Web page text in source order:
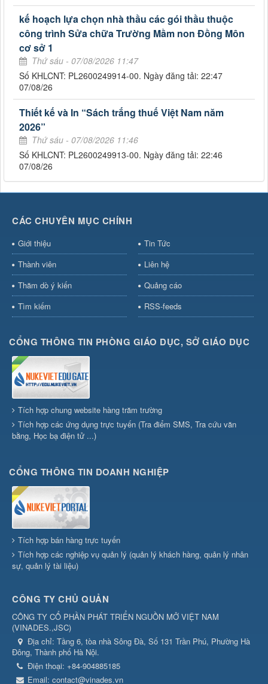
kế hoạch lựa chọn nhà thầu các gói thầu thuộc
công trình Sửa chữa Trường Mầm non Đồng Môn
cơ sở 1
Thứ sáu - 07/08/2026 11:47
Số KHLCNT: PL2600249914-00. Ngày đăng tải: 22:47
07/08/26
Thiết kế và In “Sách trắng thuế Việt Nam năm
2026”
Thứ sáu - 07/08/2026 11:46
Số KHLCNT: PL2600249913-00. Ngày đăng tải: 22:46
07/08/26
CÁC CHUYÊN MỤC CHÍNH
Giới thiệu
Tin Tức
Thành viên
Liên hệ
Thăm dò ý kiến
Quảng cáo
Tìm kiếm
RSS-feeds
CỔNG THÔNG TIN PHÒNG GIÁO DỤC, SỞ GIÁO DỤC
Tích hợp chung website hàng trăm trường
Tích hợp các ứng dụng trực tuyến (Tra điểm SMS, Tra cứu văn
bằng, Học bạ điện tử ...)
CỔNG THÔNG TIN DOANH NGHIỆP
Tích hợp bán hàng trực tuyến
Tích hợp các nghiệp vụ quản lý (quản lý khách hàng, quản lý nhân
sự, quản lý tài liệu)
CÔNG TY CHỦ QUẢN
CÔNG TY CỔ PHẦN PHÁT TRIỂN NGUỒN MỞ VIỆT NAM
(VINADES.,JSC)
Địa chỉ: Tầng 6, tòa nhà Sông Đà, Số 131 Trần Phú, Phường Hà
Đông, Thành phố Hà Nội.
Điện thoại: +84-904885185
Email: contact@vinades.vn